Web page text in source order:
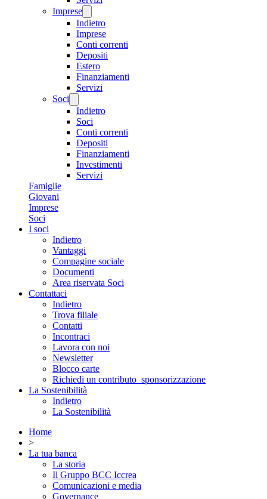
Imprese
Indietro
Imprese
Conti correnti
Depositi
Estero
Finanziamenti
Servizi
Soci
Indietro
Soci
Conti correnti
Depositi
Finanziamenti
Investimenti
Servizi
Famiglie
Giovani
Imprese
Soci
I soci
Indietro
Vantaggi
Compagine sociale
Documenti
Area riservata Soci
Contattaci
Indietro
Trova filiale
Contatti
Incontraci
Lavora con noi
Newsletter
Blocco carte
Richiedi un contributo_sponsorizzazione
La Sostenibilità
Indietro
La Sostenibilità
Home
>
La tua banca
La storia
Il Gruppo BCC Iccrea
Comunicazioni e media
Governance